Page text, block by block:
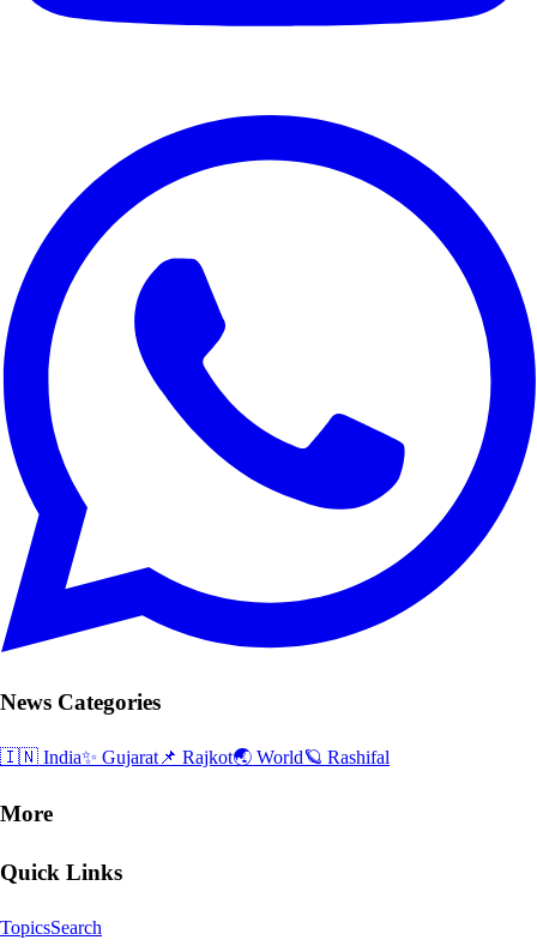
News Categories
🇮🇳 India✨ Gujarat 📌 Rajkot🌏 World🪐 Rashifal
More
Quick Links
TopicsSearch